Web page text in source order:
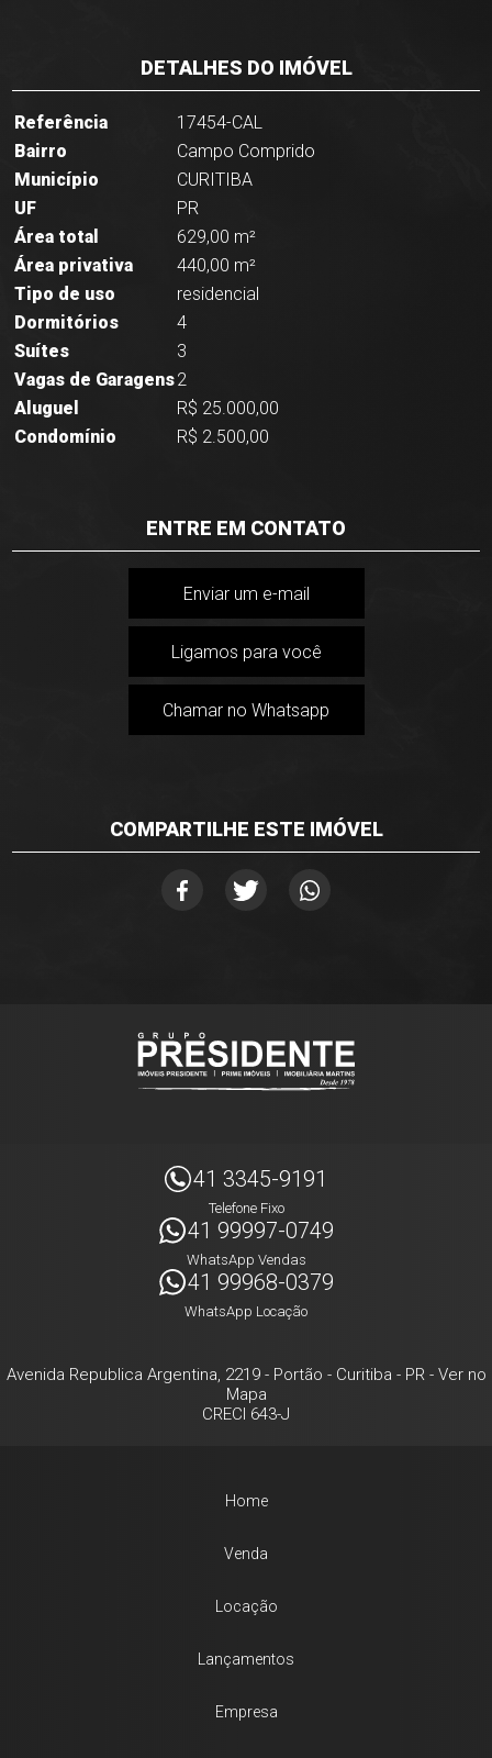
DETALHES DO IMÓVEL
Referência
17454-CAL
Bairro
Campo Comprido
Município
CURITIBA
UF
PR
Área total
629,00 m²
Área privativa
440,00 m²
Tipo de uso
residencial
Dormitórios
4
Suítes
3
Vagas de Garagens2
Aluguel
R$ 25.000,00
Condomínio
R$ 2.500,00
ENTRE EM CONTATO
Enviar um e-mail
Ligamos para você
Chamar no Whatsapp
COMPARTILHE ESTE IMÓVEL
41 3345-9191
Telefone Fixo
41 99997-0749
WhatsApp Vendas
41 99968-0379
WhatsApp Locação
Avenida Republica Argentina, 2219- Portão - Curitiba - PR- Ver no
Mapa
CRECI 643-J
Home
Venda
Locação
Lançamentos
Empresa